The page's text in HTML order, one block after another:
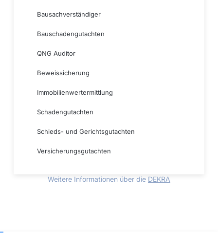
Bausachverständiger
Bauschadengutachten
QNG Auditor
Beweissicherung
Immobilienwertermittlung
Schadengutachten
Schieds- und Gerichtsgutachten
Versicherungsgutachten
Weitere Informationen über die DEKRA